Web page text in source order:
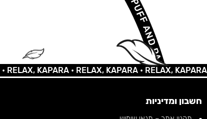
KAPARA •RELAX, KAPARA •RELAX, KAPARA •
חשבון ומדיניות